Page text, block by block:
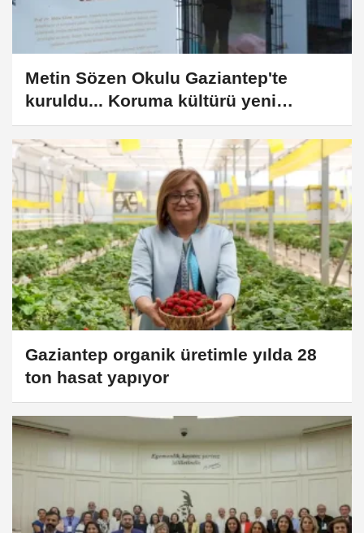
Metin Sözen Okulu Gaziantep'te
kuruldu... Koruma kültürü yeni
nesillere aktarılacak
Gaziantep organik üretimle yılda 28
ton hasat yapıyor